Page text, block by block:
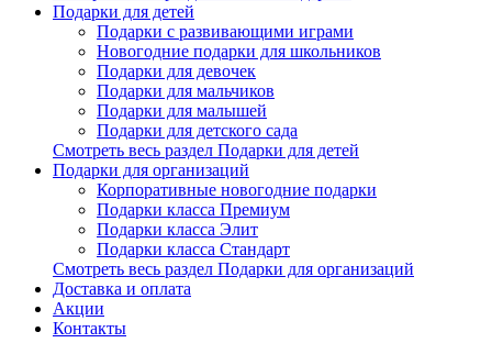
Подарки для детей
Подарки с развивающими играми
Новогодние подарки для школьников
Подарки для девочек
Подарки для мальчиков
Подарки для малышей
Подарки для детского сада
Смотреть весь раздел Подарки для детей
Подарки для организаций
Корпоративные новогодние подарки
Подарки класса Премиум
Подарки класса Элит
Подарки класса Стандарт
Смотреть весь раздел Подарки для организаций
Доставка и оплата
Акции
Контакты